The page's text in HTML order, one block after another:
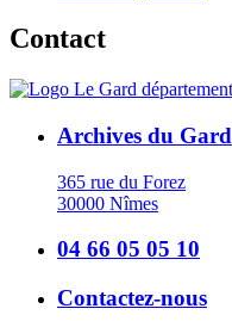
Contact
Archives du Gard
365 rue du Forez
30000 Nîmes
04 66 05 05 10
Contactez-nous